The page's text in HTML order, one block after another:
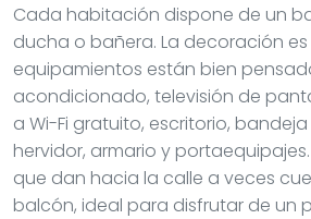
Cada habitación dispone de un
ducha o bañera. La decoración es
equipamientos están bien
acondicionado, televisión de
a Wi-Fi gratuito, escritorio,
hervidor, armario y
que dan hacia la calle a veces
balcón, ideal para disfrutar de un